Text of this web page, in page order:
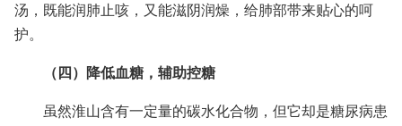
汤，既能润肺止咳，又能滋阴润燥，给肺部带来贴心的呵
护。
（四）降低血糖，辅助控糖
虽然淮山含有一定量的碳水化合物，但它却是糖尿病患